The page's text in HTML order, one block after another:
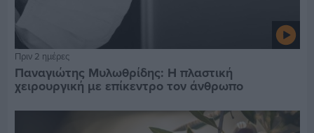
Πριν 2 ημέρες
Παναγιώτης Μυλωθρίδης: Η πλαστική
χειρουργική με επίκεντρο τον άνθρωπο